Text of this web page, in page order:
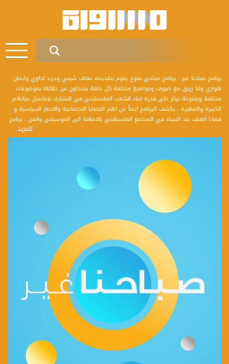
برنامج صباحنا غير - برنامج صباحي منوع يقوم بتقديمه عفاف شيني ودريد لداوي وايمان
هواري ولنا زريق مع ضيوف ومواضيع مختلفة كل حلقة يتحدثون من خلالها بموضوعات
مختلفة ومتنوعة تركز على قدرة ابناء الشعب الفلسطيني في التشارك بتفاصيل حياتهم
الكبيرة والصغيرة ، يكشف البرنامج ايضاً عن اهم القضايا الاجتماعية والاخبار السياسية و
قضايا العنف ضد النساء في المجتمع الفلسطيني بالاضافة الى الموسيقى والفن . برنامج
للمزيد...